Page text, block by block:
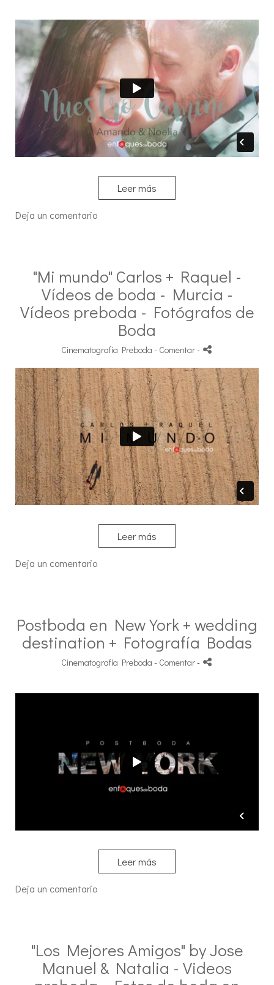
Leer más
Deja un comentario
"Mi mundo" Carlos + Raquel -
Vídeos de boda - Murcia -
Vídeos preboda - Fotógrafos de
Boda
Cinematografía Preboda - Comentar-
Leer más
Deja un comentario
Postboda en New York + wedding
destination + Fotografía Bodas
Cinematografía Preboda - Comentar-
Leer más
Deja un comentario
"Los Mejores Amigos" by Jose
Manuel & Natalia - Videos